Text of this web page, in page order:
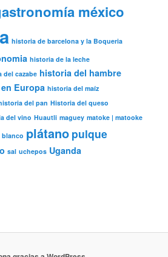
méxico
historia de barcelona y la Boqueria
historia de la leche
del cazabe historia del hambre
Europa historia del maíz
del pan Historia del queso
del vino Huautli maguey matoke | matooke
blanco plátano pulque
sal uchepos Uganda